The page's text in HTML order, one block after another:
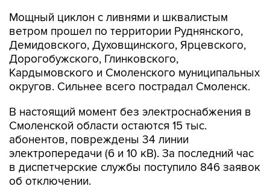
Мощный циклон с ливнями и шквалистым
ветром прошел по территории Руднянского,
Демидовского, Духовщинского, Ярцевского,
Дорогобужского, Глинковского,
Кардымовского и Смоленского муниципальных
округов. Сильнее всего пострадал Смоленск.
В настоящий момент без электроснабжения в
Смоленской области остаются 15 тыс.
абонентов, повреждены 34 линии
электропередачи (6 и 10 кВ). За последний час
в диспетчерские службы поступило 846 заявок
об отключении.